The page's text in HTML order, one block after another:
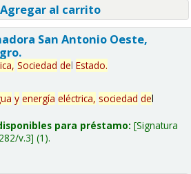
al carrito
San Antonio Oeste,
Sociedad del Estado.
y energía eléctrica, sociedad del
para préstamo: Signatura
v.3 (1).